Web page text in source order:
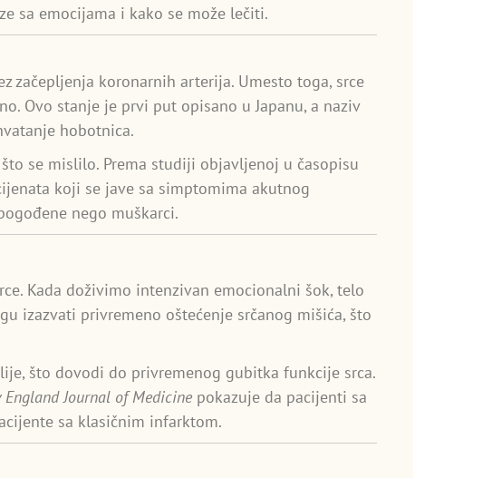
sa emocijama i kako se može lečiti.
začepljenja koronarnih arterija. Umesto toga, srce
Ovo stanje je prvi put opisano u Japanu, a naziv
hobotnica.
se mislilo. Prema studiji objavljenoj u časopisu
koji se jave sa simptomima akutnog
nego muškarci.
Kada doživimo intenzivan emocionalni šok, telo
izazvati privremeno oštećenje srčanog mišića, što
što dovodi do privremenog gubitka funkcije srca.
England Journal of Medicine pokazuje da pacijenti sa
sa klasičnim infarktom.